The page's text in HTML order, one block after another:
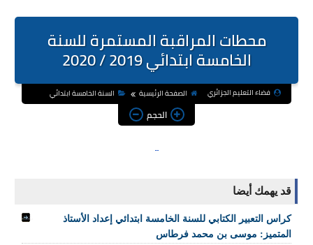
محطات المراقبة المستمرة للسنة
الخامسة ابتدائي 2019 / 2020
فضاء التعليم الجزائري الصفحة الرئيسية السنة الخامسة ابتدائي
الحجم
قد يهمك أيضا
كراس التعبير الكتابي للسنة الخامسة ابتدائي إعداد الأستاذ
المتميز: موسى بن محمد فرطاس